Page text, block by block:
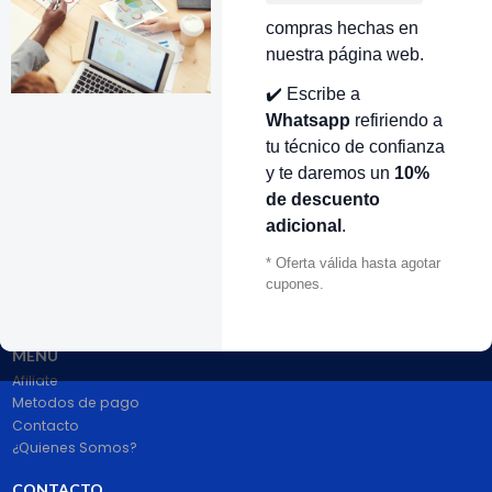
compras hechas en
nuestra página web.
✔️ Escribe a
Whatsapp refiriendo a
tu técnico de confianza
y te daremos un 10%
de descuento
adicional .
* Oferta válida hasta agotar
cupones.
VOLVER ARRIBA
# 1 en Repuestos Electrodomésticos En Colombia.
100% pago seguro PayPal Certificado. Entrega 1 a 2 dias.
MENÚ
Afiliate
Metodos de pago
Contacto
¿Quienes Somos?